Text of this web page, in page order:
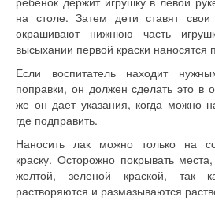
на столе. Затем дети ставят
окрашивают нижнюю часть
высыхании первой краски
Если воспитатель находит
поправки, он должен сделать это в
же он дает указания, когда можно
где подправить.
Наносить лак можно только на
краску. Осторожно покрывать
желтой, зеленой краской, так
растворяются и размазываются